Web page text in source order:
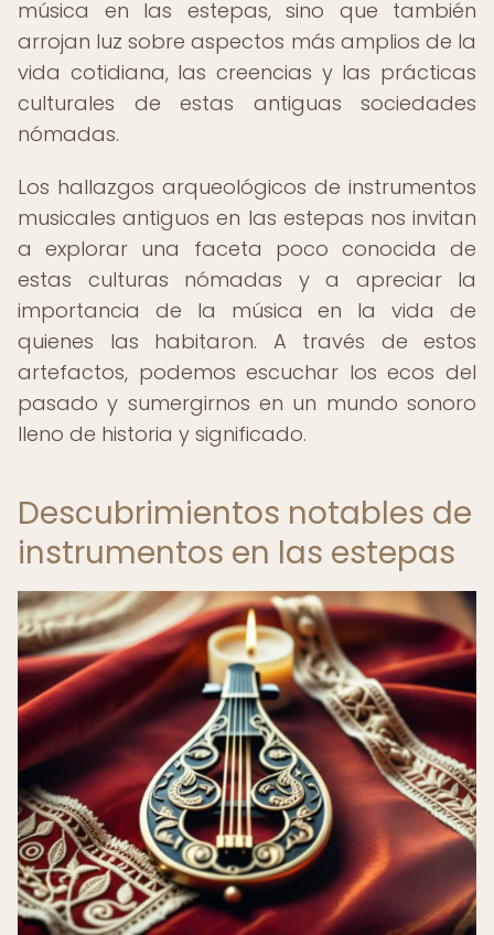
música en las estepas, sino que también
arrojan luz sobre aspectos más amplios de la
vida cotidiana, las creencias y las prácticas
culturales de estas antiguas sociedades
nómadas.
Los hallazgos arqueológicos de instrumentos
musicales antiguos en las estepas nos invitan
a explorar una faceta poco conocida de
estas culturas nómadas y a apreciar la
importancia de la música en la vida de
quienes las habitaron. A través de estos
artefactos, podemos escuchar los ecos del
pasado y sumergirnos en un mundo sonoro
lleno de historia y significado.
Descubrimientos notables de
instrumentos en las estepas